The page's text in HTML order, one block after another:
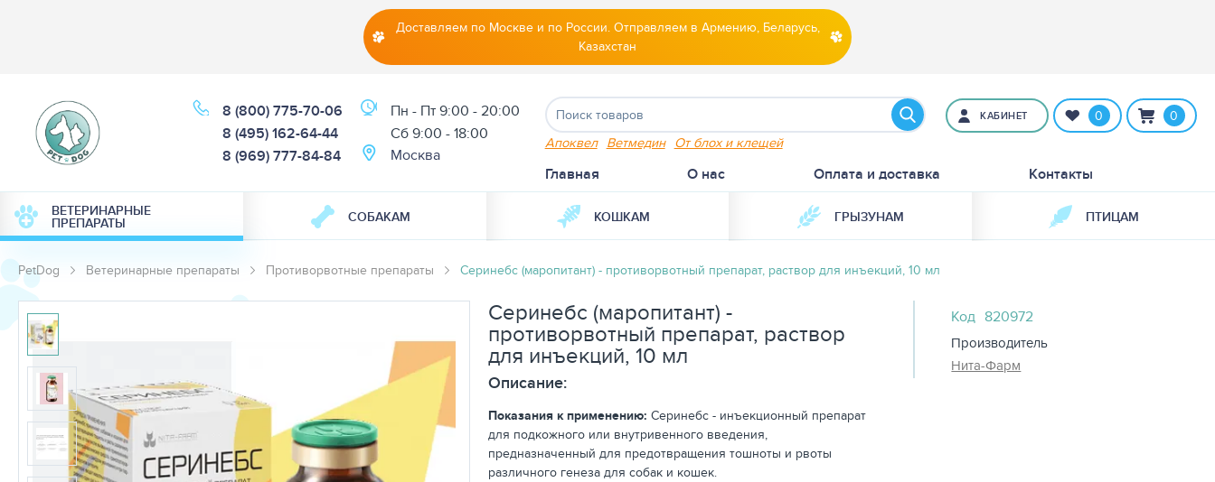
Доставляем по Москве и по России. Отправляем в Армению, Беларусь,
Казахстан
8 (800) 775-70-06
8 (495) 162-64-44
8 (969) 777-84-84
Пн - Пт 9:00 - 20:00
Cб 9:00 - 18:00
Москва
Апоквел Ветмедин От блох и клещей
КАБИНЕТ 0 0
Главная О нас Оплата и доставка Контакты
ВЕТЕРИНАРНЫЕ
ПРЕПАРАТЫ СОБАКАМ КОШКАМ ГРЫЗУНАМ ПТИЦАМ
PetDog Ветеринарные препараты Противорвотные препараты Серинебс (маропитант) - противорвотный препарат, раствор для инъекций, 10 мл
Серинебс (маропитант) -
противорвотный препарат, раствор
для инъекций, 10 мл
Описание:
Показания к применению: Серинебс - инъекционный препарат
для подкожного или внутривенного введения,
предназначенный для предотвращения тошноты и рвоты
различного генеза для собак и кошек.
Код 820972
Производитель
Нита-Фарм